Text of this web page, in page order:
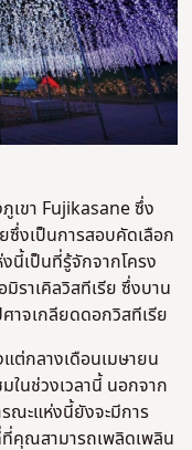
เขา Fujikasane ซึ่ง
งเป็นการสอบคัดเลือก
นี้เป็นที่รู้จักจากโครง
ราเคิลวิสทีเรีย ซึ่งบาน
าจเกลียดดอกวิสทีเรีย
ต่กลางเดือนเมษายน
นช่วงเวลานี้ นอกจาก
ณะแห่งนี้ยังจะมีการ
ที่คุณสามารถเพลิดเพลิน